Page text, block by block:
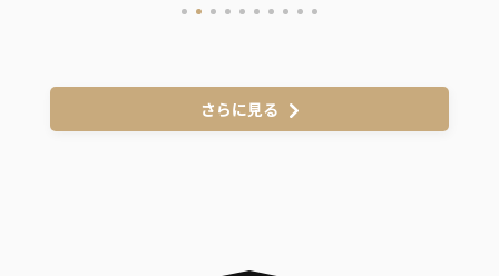
さらに見る